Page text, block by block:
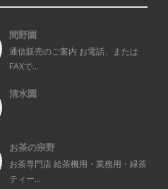
間野園
通信販売のご案内 お電話、または
FAXで...
清水園
お茶の宗野
お茶専門店 給茶機用・業務用・緑茶
ティー...